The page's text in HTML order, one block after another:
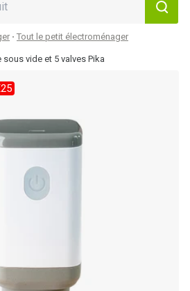
Tout le petit électroménager
vide et 5 valves Pika